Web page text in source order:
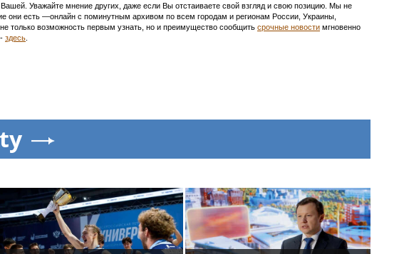
Уважайте мнение других, даже если Вы отстаиваете свой взгляд и свою позицию. Мы не
есть —онлайн с поминутным архивом по всем городам и регионам России, Украины,
только возможность первым узнать, но и преимущество сообщить срочные новости мгновенно
здесь